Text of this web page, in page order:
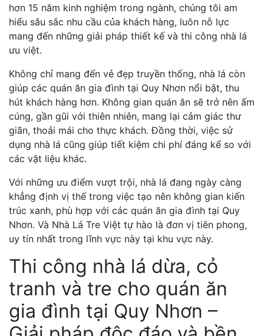
hơn 15 năm kinh nghiệm trong ngành, chúng tôi am
hiểu sâu sắc nhu cầu của khách hàng, luôn nỗ lực
mang đến những giải pháp thiết kế và thi công nhà lá
ưu việt.
Không chỉ mang đến vẻ đẹp truyền thống, nhà lá còn
giúp các quán ăn gia đình tại Quy Nhơn nổi bật, thu
hút khách hàng hơn. Không gian quán ăn sẽ trở nên ấm
cúng, gần gũi với thiên nhiên, mang lại cảm giác thư
giãn, thoải mái cho thực khách. Đồng thời, việc sử
dụng nhà lá cũng giúp tiết kiệm chi phí đáng kể so với
các vật liệu khác.
Với những ưu điểm vượt trội, nhà lá đang ngày càng
khẳng định vị thế trong việc tạo nên không gian kiến
trúc xanh, phù hợp với các quán ăn gia đình tại Quy
Nhơn. Và Nhà Lá Tre Việt tự hào là đơn vị tiên phong,
uy tín nhất trong lĩnh vực này tại khu vực này.
Thi công nhà lá dừa, cỏ
tranh và tre cho quán ăn
gia đình tại Quy Nhơn –